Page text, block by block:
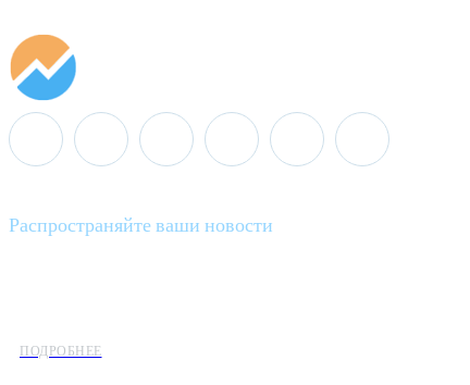
Распространяйте ваши новости
ПОДРОБНЕЕ